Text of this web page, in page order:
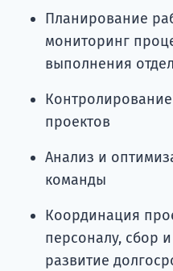
Планирование
мониторинг
выполнения
проектов
Анализ и
команды
Координация
персоналу, сбор
развитие